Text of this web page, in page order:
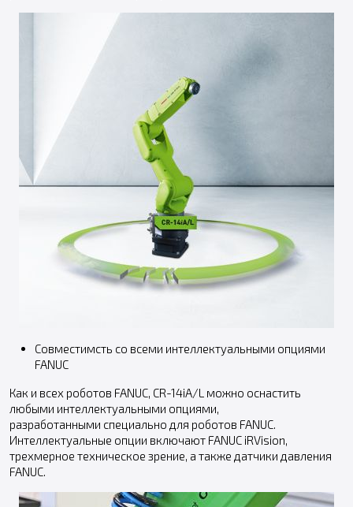
Совместимсть со всеми интеллектуальными опциями
FANUC
Как и всех роботов FANUC, CR-14iA/L можно оснастить
любыми интеллектуальными опциями,
разработанными специально для роботов FANUC.
Интеллектуальные опции включают FANUC iRVision,
трехмерное техническое зрение, а также датчики давления
FANUC.